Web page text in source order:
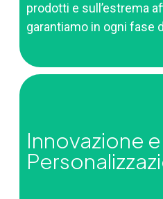
prodotti e sull’estrema
garantiamo in ogni fase
Innovazione e